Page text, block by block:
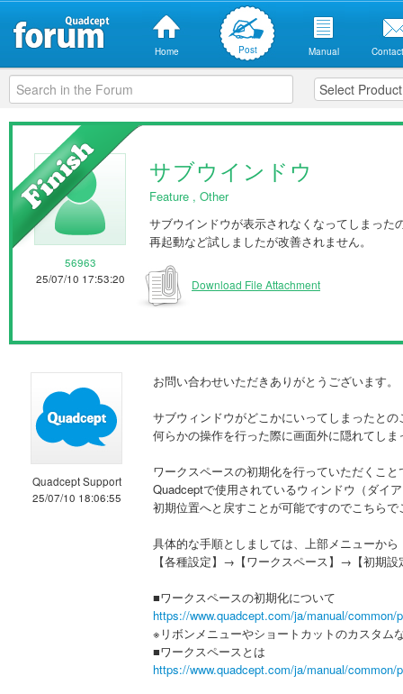
Home Post Manual
56963
25/07/10 17:53:20
サブウインドウ
Feature , Other
サブウインドウが表示されなくなってしまった
再起動など試しましたが改善されません。
Download File Attachment
Quadcept Support
25/07/10 18:06:55
お問い合わせいただきありがとうございます。
サブウィンドウがどこかにいってしまったと
何らかの操作を行った際に画面外に隠れてし
ワークスペースの初期化を行っていただくこと
Quadceptで使用されているウィンドウ（ダイ
初期位置へと戻すことが可能ですのでこちら
具体的な手順としましては、上部メニューから
【各種設定】→【ワークスペース】→【初期
■ワークスペースの初期化について
https://www.quadcept.com/ja/manual/common/
※リボンメニューやショートカットのカスタム
■ワークスペースとは
https://www.quadcept.com/ja/manual/common/